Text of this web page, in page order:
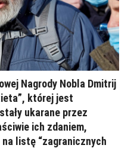
Nagrody Nobla Dmitrij
której jest
ukarane przez
ich zdaniem,
listę “zagranicznych